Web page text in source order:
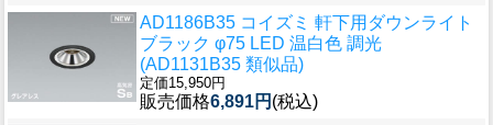
AD1186B35 コイズミ 軒下用ダウンライト
ブラック φ75 LED 温白色 調光
(AD1131B35 類似品)
定価15,950円
販売価格6,891円 (税込)